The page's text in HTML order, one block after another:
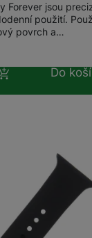
pro televize
pro Frame TV
video kabely
Forever jsou
použití.
povrch a…
Do